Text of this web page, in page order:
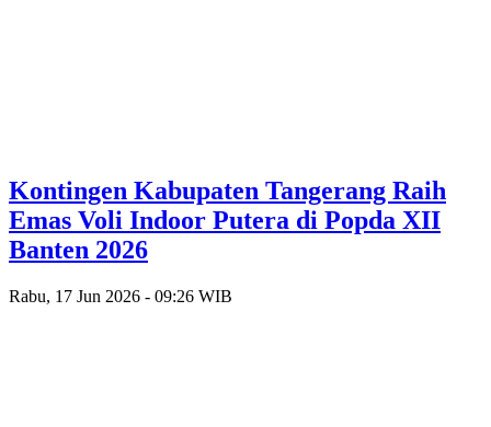
Kontingen Kabupaten Tangerang Raih
Emas Voli Indoor Putera di Popda XII
Banten 2026
Rabu, 17 Jun 2026 - 09:26 WIB